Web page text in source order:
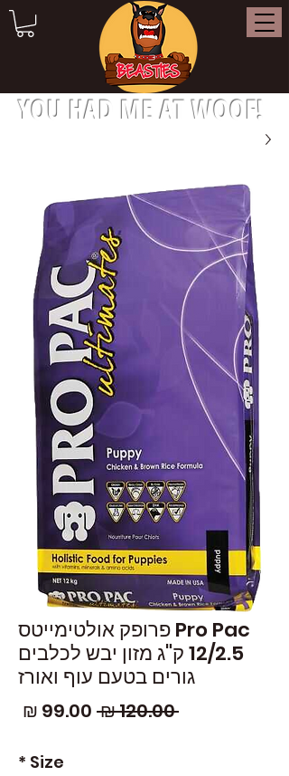
YOU HAD ME AT WOOF!
Pro Pac פרופק אולטימייטס
12/2.5 ק"ג מזון יבש לכלבים
גורים בטעם עוף ואורז
‏120.00 ‏₪
מחיר
Size
*